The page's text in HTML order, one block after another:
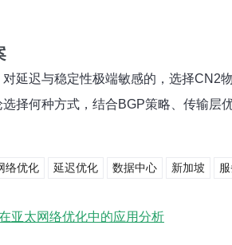
延迟与稳定性极端敏感的，选择
择何种方式，结合BGP策略、传输层
络优化 延迟优化 数据中心 新加坡
亚太网络优化中的应用分析